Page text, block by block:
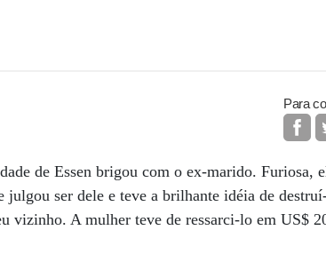
Para
de Essen brigou com o ex-marido. Furiosa,
ser dele e teve a brilhante idéia de
vizinho. A mulher teve de ressarci-lo em US$